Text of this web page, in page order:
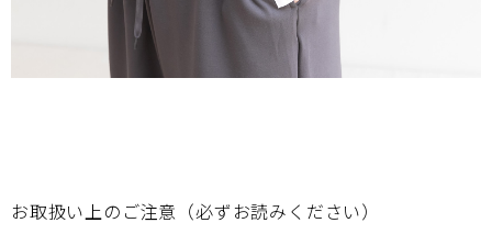
お取扱い上のご注意（必ずお読みください）